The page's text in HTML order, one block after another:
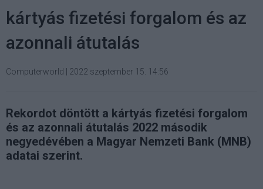
kártyás fizetési forgalom és az
azonnali átutalás
Computerworld 2022 szeptember 15. 14:56
Rekordot döntött a kártyás fizetési forgalom
és az azonnali átutalás 2022 második
negyedévében a Magyar Nemzeti Bank (MNB)
adatai szerint.